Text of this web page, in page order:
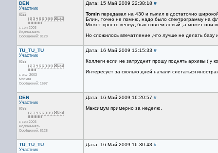
DEN
Участник
с сен 2003
Родина-мать
Сообщений: 8128
Дата: 15 Май 2009 22:38:18 #
Tomin передавал на 430 и пылил в достаточно
Блин, точно не помню, надо было спектрограмму на
Может просто кенвуд был совсем левый ,а может они
Но сложилось впечатление ,что лучше не делать базу
TU_TU_TU
Участник
с июл 2003
Москва
Сообщений: 1697
Дата: 16 Май 2009 13:15:33 #
Коллеги если не затруднит прошу поднять архивы ( у
Интересует за сколько дней начали слетаться
DEN
Участник
с сен 2003
Родина-мать
Сообщений: 8128
Дата: 16 Май 2009 16:20:57 #
Максимум примерно за неделю.
TU_TU_TU
Участник
Дата: 16 Май 2009 16:30:43 #